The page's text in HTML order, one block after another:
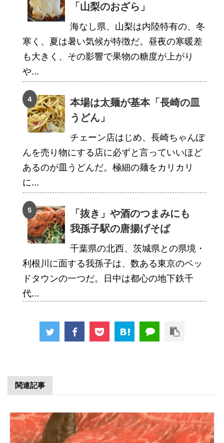
「山梨のおざら」
海なし県、山梨は内陸特有の、冬
寒く、夏は暑い気候が特徴だ。昼夜の寒暖差
も大きく、その影響で果物の糖度が上がり
や...
本場は太麺が基本「長崎の皿
うどん」
チェーン店はじめ、長崎ちゃんぽ
んを売り物にする店に必ずと言っていいほど
あるのが皿うどんだ。極細の麺をカリカリ
に...
「抜き」や酒のつまみにも
我孫子駅の唐揚げそば
千葉県の北西、茨城県との県境・
利根川に面する我孫子は、数ある東京のベッ
ドタウンの一つだ。日中は都心の地下鉄千
代...
関連記事